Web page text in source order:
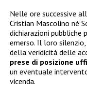
Nelle ore successive
Cristian Mascolino né
dichiarazioni pubbliche
emerso. Il loro
della veridicità delle
prese di posizione
un eventuale
vicenda.